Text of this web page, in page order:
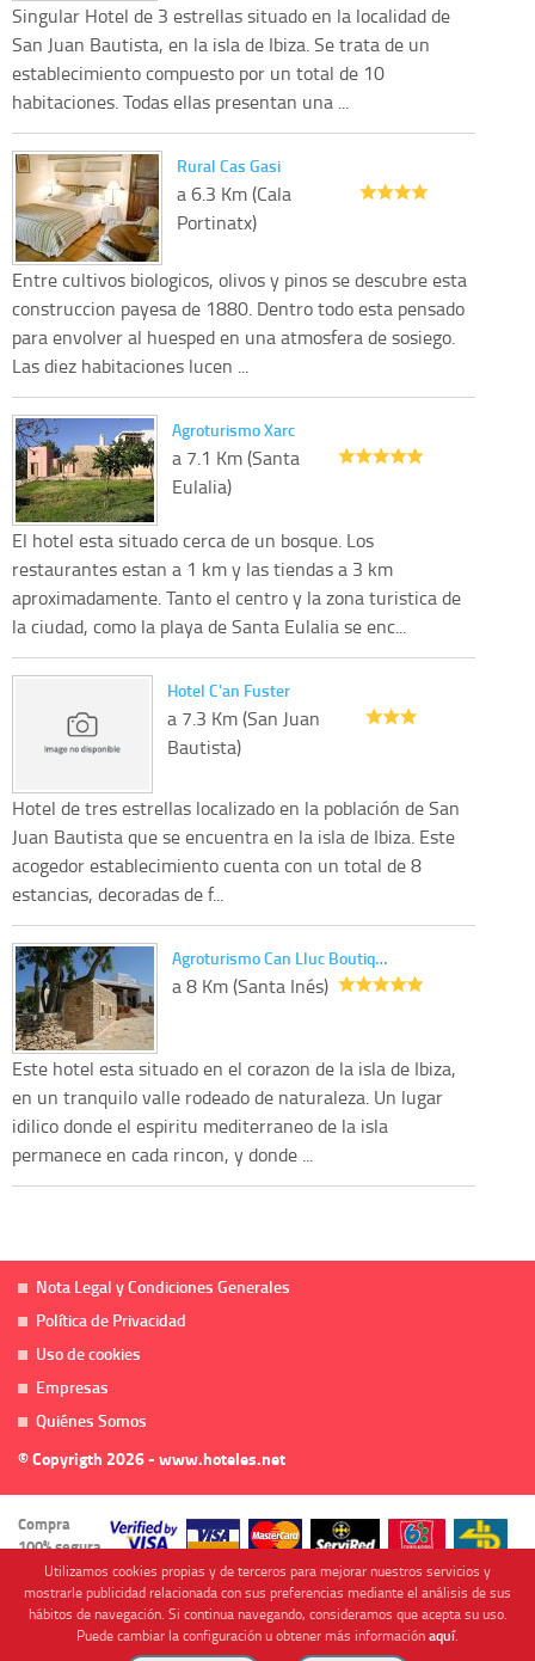
Singular Hotel de 3 estrellas situado en la localidad de
San Juan Bautista, en la isla de Ibiza. Se trata de un
establecimiento compuesto por un total de 10
habitaciones. Todas ellas presentan una ...
Rural Cas Gasi
a 6.3 Km (Cala
Portinatx)
Entre cultivos biologicos, olivos y pinos se descubre esta
construccion payesa de 1880. Dentro todo esta pensado
para envolver al huesped en una atmosfera de sosiego.
Las diez habitaciones lucen ...
Agroturismo Xarc
a 7.1 Km (Santa
Eulalia)
El hotel esta situado cerca de un bosque. Los
restaurantes estan a 1 km y las tiendas a 3 km
aproximadamente. Tanto el centro y la zona turistica de
la ciudad, como la playa de Santa Eulalia se enc...
Hotel C'an Fuster
a 7.3 Km (San Juan
Bautista)
Hotel de tres estrellas localizado en la población de San
Juan Bautista que se encuentra en la isla de Ibiza. Este
acogedor establecimiento cuenta con un total de 8
estancias, decoradas de f...
Agroturismo Can Lluc Boutiq…
a 8 Km (Santa Inés)
Este hotel esta situado en el corazon de la isla de Ibiza,
en un tranquilo valle rodeado de naturaleza. Un lugar
idilico donde el espiritu mediterraneo de la isla
permanece en cada rincon, y donde ...
Nota Legal y Condiciones Generales
Política de Privacidad
Uso de cookies
Empresas
Quiénes Somos
© Copyrigth 2026 - www.hoteles.net
Compra
100% segura
Utilizamos cookies propias y de terceros para mejorar nuestros servicios y
mostrarle publicidad relacionada con sus preferencias mediante el análisis de sus
hábitos de navegación. Si continua navegando, consideramos que acepta su uso.
Puede cambiar la configuración u obtener más informaciónaquí.